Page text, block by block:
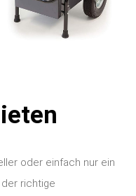
oder einfach nur ein
richtige